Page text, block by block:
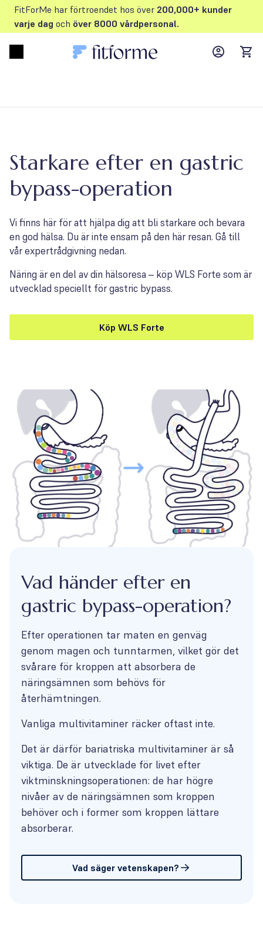
FitForMe har förtroendet hos över 200,000+ kunder
varje dag och över 8000 vårdpersonal.
MyFFM
Starkare efter en gastric
bypass-operation
Vi finns här för att hjälpa dig att bli starkare och bevara
en god hälsa. Du är inte ensam på den här resan. Gå till
vår expertrådgivning nedan.
Näring är en del av din hälsoresa – köp WLS Forte som är
utvecklad speciellt för gastric bypass.
Köp WLS Forte
Vad händer efter en
gastric bypass-operation?
Efter operationen tar maten en genväg
genom magen och tunntarmen, vilket gör det
svårare för kroppen att absorbera de
näringsämnen som behövs för
återhämtningen.
Vanliga multivitaminer räcker oftast inte.
Det är därför bariatriska multivitaminer är så
viktiga. De är utvecklade för livet efter
viktminskningsoperationen: de har högre
nivåer av de näringsämnen som kroppen
behöver och i former som kroppen lättare
absorberar.
Vad säger vetenskapen?